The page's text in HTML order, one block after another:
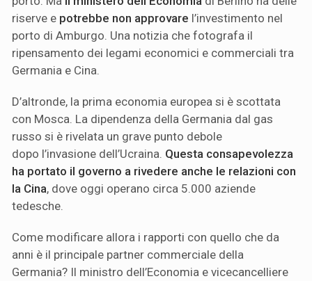
riserve e potrebbe non approvare l’investimento nel
porto di Amburgo. Una notizia che fotografa il
ripensamento dei legami economici e commerciali tra
Germania e Cina.
D’altronde, la prima economia europea si è scottata
con Mosca. La dipendenza della Germania dal gas
russo si è rivelata un grave punto debole
dopo l’invasione dell’Ucraina. Questa consapevolezza
ha portato il governo a rivedere anche le relazioni con
la Cina, dove oggi operano circa 5.000 aziende
tedesche.
Come modificare allora i rapporti con quello che da
anni è il principale partner commerciale della
Germania? Il ministro dell’Economia e vicecancelliere